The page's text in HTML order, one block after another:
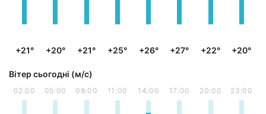
+21° +20° +21° +25° +26° +27° +22° +20°
Вітер сьогодні (м/с)
02:00 05:00 08:00 11:00 14:00 17:00 20:00 23:00